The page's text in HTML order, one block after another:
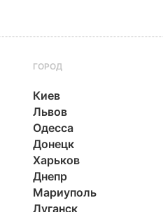
ГОРОД
Киев
Львов
Одесса
Донецк
Харьков
Днепр
Мариуполь
Луганск